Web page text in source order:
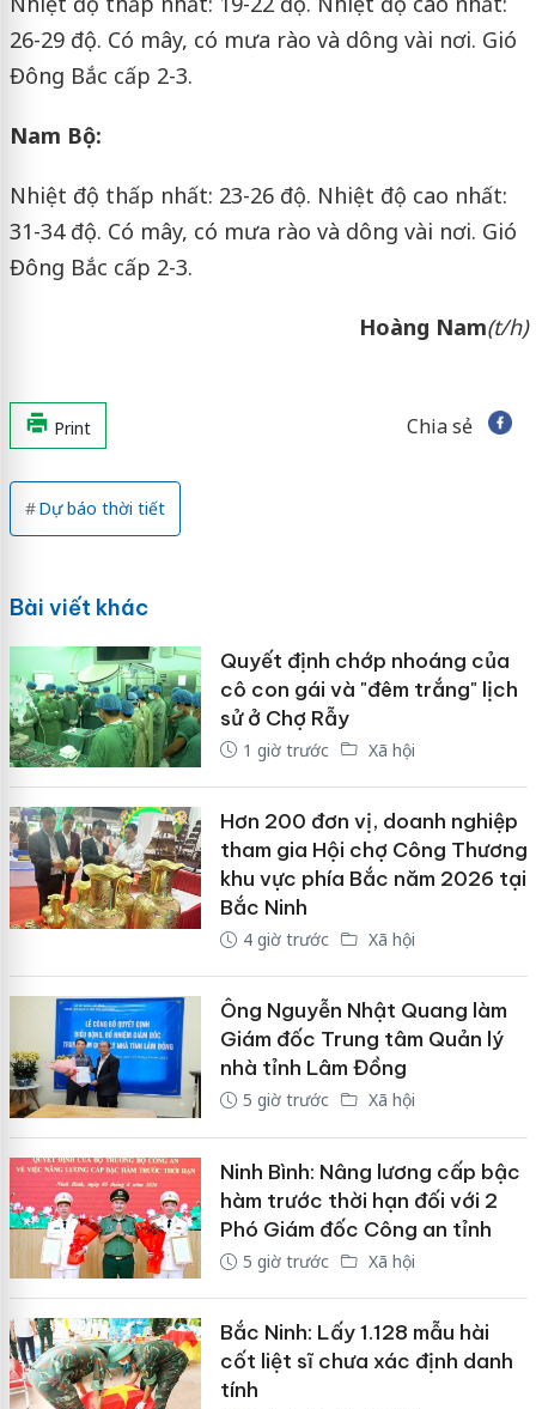
26-29 độ. Có mây, có mưa rào và dông vài nơi. Gió
Đông Bắc cấp 2-3.
Nam Bộ:
Nhiệt độ thấp nhất: 23-26 độ. Nhiệt độ cao nhất:
31-34 độ. Có mây, có mưa rào và dông vài nơi. Gió
Đông Bắc cấp 2-3.
Hoàng Nam(t/h)
Print Chia sẻ
Dự báo thời tiết
Bài viết khác
Quyết định chớp nhoáng của
cô con gái và "đêm trắng" lịch
sử ở Chợ Rẫy
1 giờ trước Xã hội
Hơn 200 đơn vị, doanh nghiệp
tham gia Hội chợ Công Thương
khu vực phía Bắc năm 2026 tại
Bắc Ninh
4 giờ trước Xã hội
Ông Nguyễn Nhật Quang làm
Giám đốc Trung tâm Quản lý
nhà tỉnh Lâm Đồng
5 giờ trước Xã hội
Ninh Bình: Nâng lương cấp bậc
hàm trước thời hạn đối với 2
Phó Giám đốc Công an tỉnh
5 giờ trước Xã hội
Bắc Ninh: Lấy 1.128 mẫu hài
cốt liệt sĩ chưa xác định danh
tính